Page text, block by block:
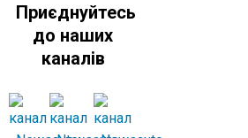
Приєднуйтесь
до наших
каналів